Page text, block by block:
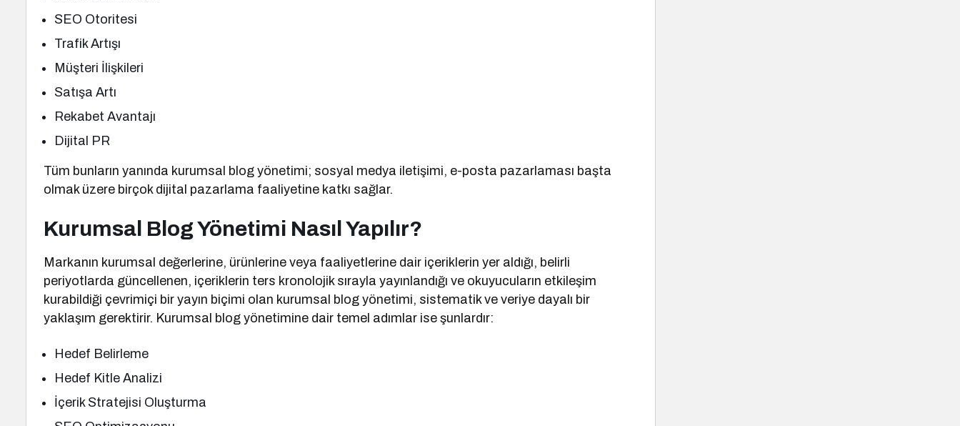
SEO Otoritesi
Trafik Artışı
Müşteri İlişkileri
Satışa Artı
Rekabet Avantajı
Dijital PR
Tüm bunların yanında kurumsal blog yönetimi; sosyal medya iletişimi, e-posta pazarlaması başta
olmak üzere birçok dijital pazarlama faaliyetine katkı sağlar.
Kurumsal Blog Yönetimi Nasıl Yapılır?
Markanın kurumsal değerlerine, ürünlerine veya faaliyetlerine dair içeriklerin yer aldığı, belirli
periyotlarda güncellenen, içeriklerin ters kronolojik sırayla yayınlandığı ve okuyucuların etkileşim
kurabildiği çevrimiçi bir yayın biçimi olan kurumsal blog yönetimi, sistematik ve veriye dayalı bir
yaklaşım gerektirir. Kurumsal blog yönetimine dair temel adımlar ise şunlardır:
Hedef Belirleme
Hedef Kitle Analizi
İçerik Stratejisi Oluşturma